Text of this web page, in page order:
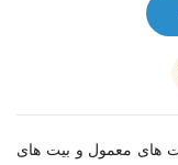
بیت های معمول و بیت های